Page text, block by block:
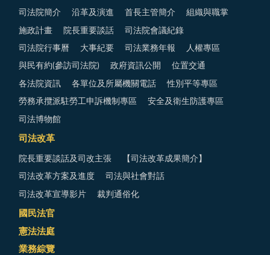
司法院簡介 沿革及演進 首長主管簡介 組織與職掌
施政計畫 院長重要談話 司法院會議紀錄
司法院行事曆 大事紀要 司法業務年報 人權專區
與民有約(參訪司法院) 政府資訊公開 位置交通
各法院資訊 各單位及所屬機關電話 性別平等專區
勞務承攬派駐勞工申訴機制專區 安全及衛生防護專區
司法博物館
司法改革
院長重要談話及司改主張 【司法改革成果簡介】
司法改革方案及進度 司法與社會對話
司法改革宣導影片 裁判通俗化
國民法官
憲法法庭
業務綜覽